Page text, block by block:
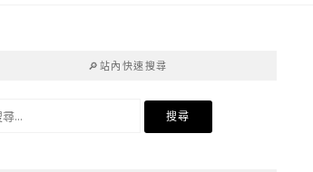
🔎站內快速搜尋